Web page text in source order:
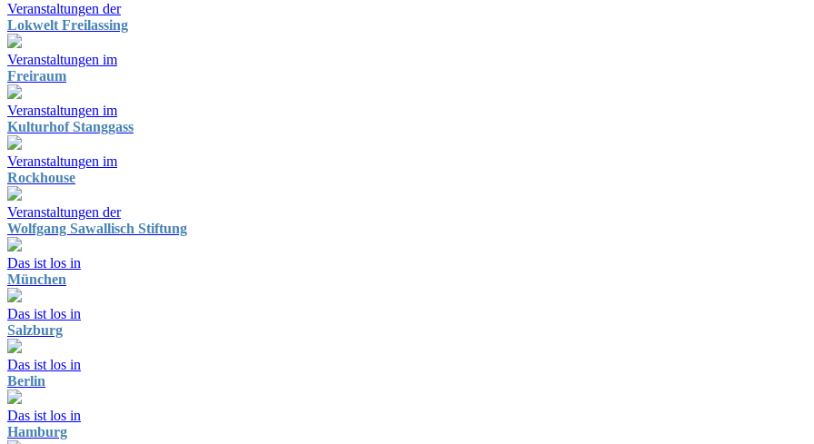
Veranstaltungen der
Lokwelt Freilassing
Veranstaltungen im
Freiraum
Veranstaltungen im
Kulturhof Stanggass
Veranstaltungen im
Rockhouse
Veranstaltungen der
Wolfgang Sawallisch Stiftung
Das ist los in
München
Das ist los in
Salzburg
Das ist los in
Berlin
Das ist los in
Hamburg